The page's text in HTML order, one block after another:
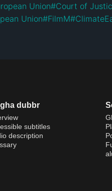
Union#Court of
Union#FilmM#
dubbr
subtitles
description